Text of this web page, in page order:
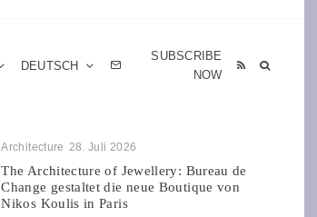
DEUTSCH
SUBSCRIBE
NOW
Architecture 28. Juli 2026
The Architecture of Jewellery: Bureau de
Change gestaltet die neue Boutique von
Nikos Koulis in Paris